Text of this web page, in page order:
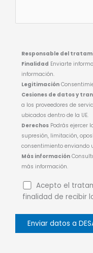
Responsable del
Finalidad Enviarte
información.
Legitimación
Cesiones de datos y
a los proveedores de
ubicados dentro de la UE.
Derechos Podrás ejercer
supresión, limitación,
consentimiento enviando
Más información
más información.
Acepto el
finalidad de recibir